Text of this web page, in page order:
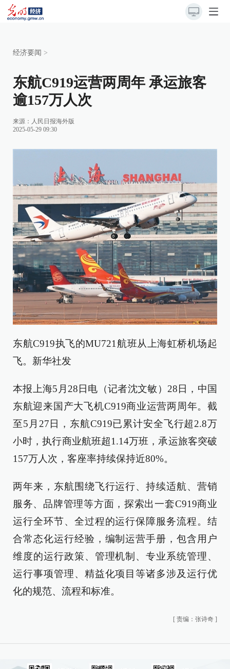
经济要闻 >
东航C919运营两周年 承运旅客
逾157万人次
来源： 人民日报海外版
2025-05-29 09:30
东航C919执飞的MU721航班从上海虹桥机场起
飞。新华社发
本报上海5月28日电（记者沈文敏）28日，中国
东航迎来国产大飞机C919商业运营两周年。截
至5月27日，东航C919已累计安全飞行超2.8万
小时，执行商业航班超1.14万班，承运旅客突破
157万人次，客座率持续保持近80%。
两年来，东航围绕飞行运行、持续适航、营销
服务、品牌管理等方面，探索出一套C919商业
运行全环节、全过程的运行保障服务流程。结
合常态化运行经验，编制运营手册，包含用户
维度的运行政策、管理机制、专业系统管理、
运行事项管理、精益化项目等诸多涉及运行优
化的规范、流程和标准。
[ 责编：张诗奇 ]